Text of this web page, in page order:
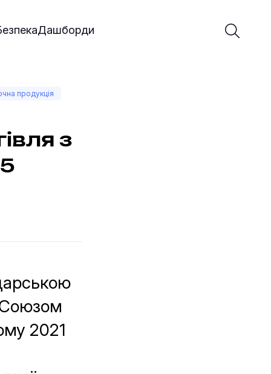
Дашборди Введіть
Почати
продукція
з
2021